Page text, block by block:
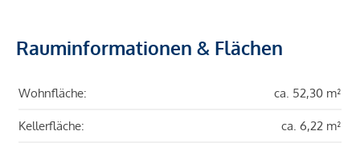
Rauminformationen & Flächen
Wohnfläche: ca. 52,30 m²
Kellerfläche: ca. 6,22 m²